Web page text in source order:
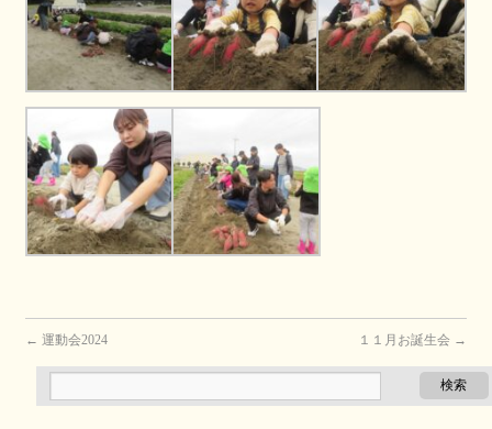
← 運動会2024 １１月お誕生会 →